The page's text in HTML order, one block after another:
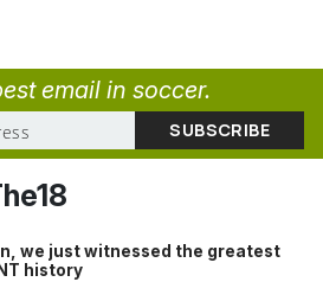
email in soccer.
we just witnessed the greatest
history